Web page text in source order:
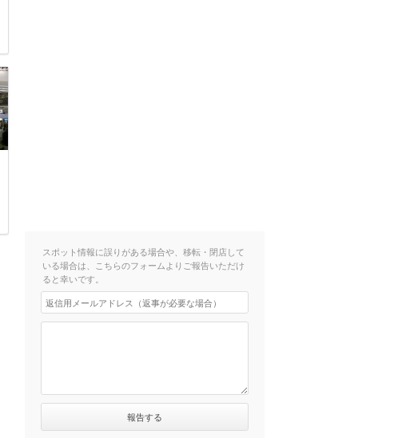
スポット情報に誤りがある場合や、移転・閉店して
いる場合は、こちらのフォームよりご報告いただけ
ると幸いです。